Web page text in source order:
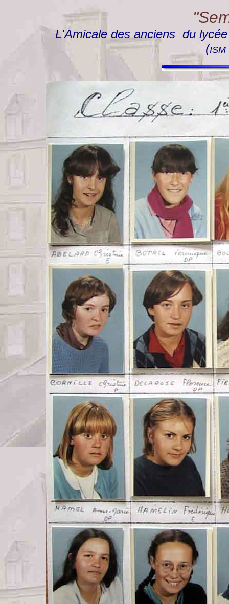
L'Amicale des anciens du
(ISM